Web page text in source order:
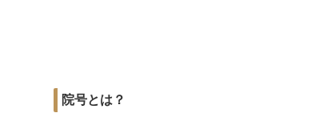
院号とは？